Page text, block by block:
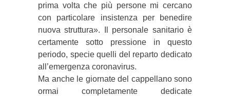
prima volta che più persone mi cercano
con particolare insistenza per benedire
nuova struttura». Il personale sanitario è
certamente sotto pressione in questo
periodo, specie quelli del reparto dedicato
all’emergenza coronavirus.
Ma anche le giornate del cappellano sono
ormai completamente dedicate